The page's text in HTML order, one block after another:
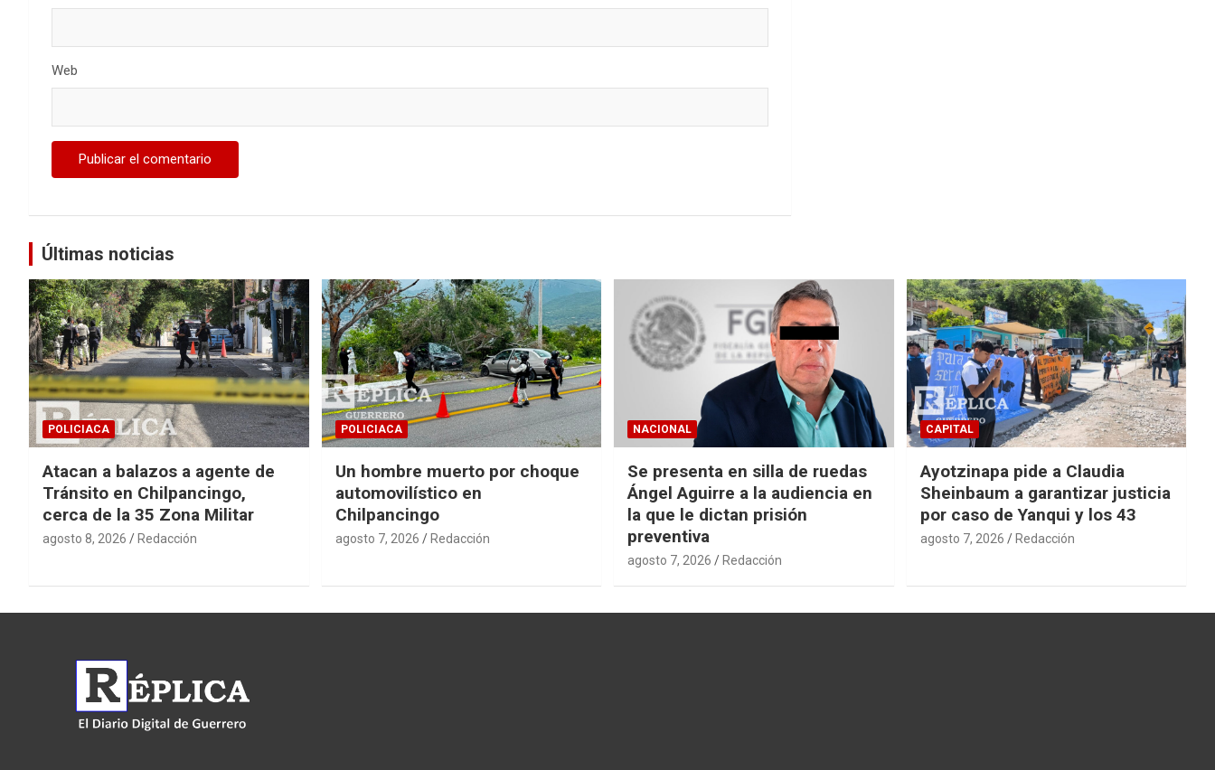
Web
Últimas noticias
POLICIACA
Atacan a balazos a agente de
Tránsito en Chilpancingo,
cerca de la 35 Zona Militar
agosto 8, 2026 Redacción
POLICIACA
Un hombre muerto por choque
automovilístico en
Chilpancingo
agosto 7, 2026 Redacción
NACIONAL
Se presenta en silla de ruedas
Ángel Aguirre a la audiencia en
la que le dictan prisión
preventiva
agosto 7, 2026 Redacción
CAPITAL
Ayotzinapa pide a Claudia
Sheinbaum a garantizar justicia
por caso de Yanqui y los 43
agosto 7, 2026 Redacción